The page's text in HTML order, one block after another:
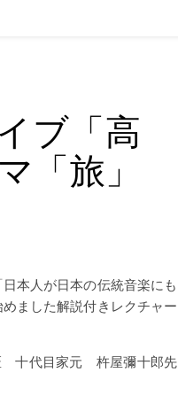
ブ「高
旅」
本人が日本の伝統音楽にも
ました解説付きレクチャー
十代目家元 杵屋彌十郎先